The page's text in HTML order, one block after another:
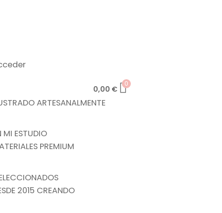
0,00 €
0
ARTESANALMENTE
MI ESTUDIO
PREMIUM
2015 CREANDO